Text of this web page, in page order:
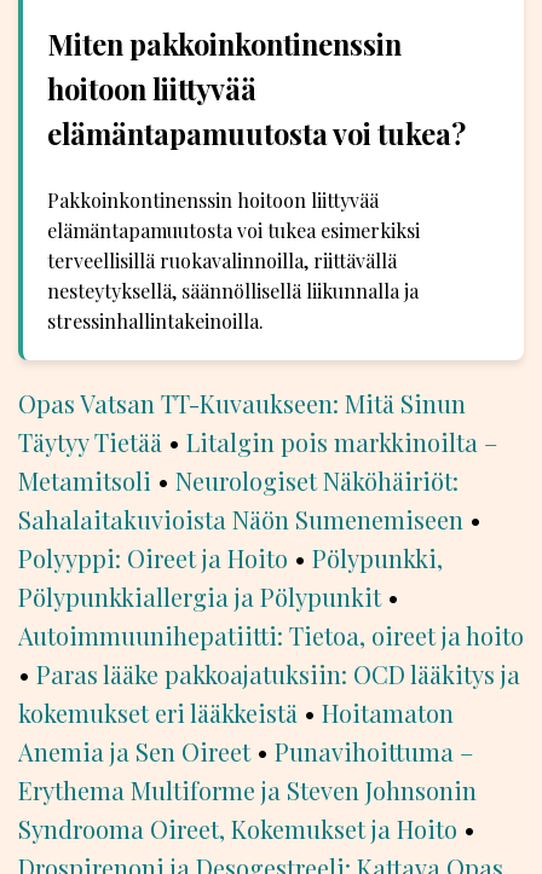
Miten pakkoinkontinenssin
hoitoon liittyvää
elämäntapamuutosta voi tukea?
Pakkoinkontinenssin hoitoon liittyvää
elämäntapamuutosta voi tukea esimerkiksi
terveellisillä ruokavalinnoilla, riittävällä
nesteytyksellä, säännöllisellä liikunnalla ja
stressinhallintakeinoilla.
Opas Vatsan TT-Kuvaukseen: Mitä Sinun
Täytyy Tietää • Litalgin pois markkinoilta –
Metamitsoli • Neurologiset Näköhäiriöt:
Sahalaitakuvioista Näön Sumenemiseen •
Polyyppi: Oireet ja Hoito • Pölypunkki,
Pölypunkkiallergia ja Pölypunkit•
Autoimmuunihepatiitti: Tietoa, oireet ja hoito
• Paras lääke pakkoajatuksiin: OCD lääkitys ja
kokemukset eri lääkkeistä • Hoitamaton
Anemia ja Sen Oireet• Punavihoittuma –
Erythema Multiforme ja Steven Johnsonin
Syndrooma Oireet, Kokemukset ja Hoito •
Drospirenoni ja Desogestreeli: Kattava Opas